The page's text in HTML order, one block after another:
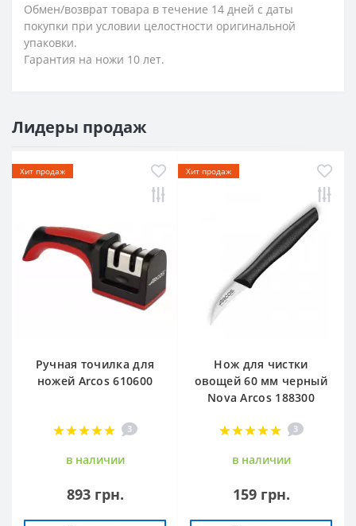
Обмен/возврат товара в течение 14 дней с даты
покупки при условии целостности оригинальной
упаковки.
Гарантия на ножи 10 лет.
Лидеры продаж
Хит продаж
Ручная точилка для
ножей Arcos 610600
3
в наличии
893 грн.
Хит продаж
Нож для чистки
овощей 60 мм черный
Nova Arcos 188300
3
в наличии
159 грн.